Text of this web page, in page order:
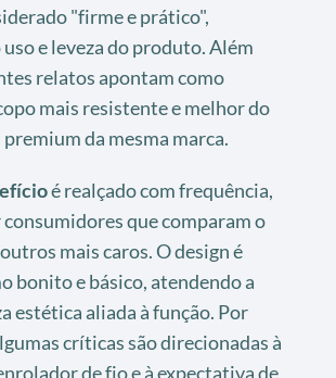
"firme e prático",
e leveza do produto. Além
relatos apontam como
mais resistente e melhor do
da mesma marca.
é realçado com frequência,
que comparam o
mais caros. O design é
bonito e básico, atendendo a
estética aliada à função. Por
críticas são direcionadas à
de fio e à expectativa de